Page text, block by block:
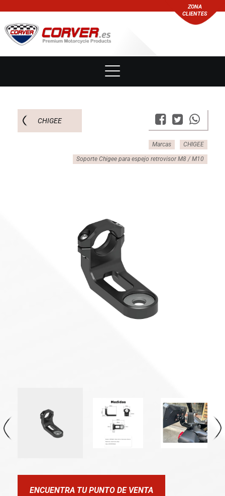
ZONA
CLIENTES
CHIGEE
Marcas CHIGEE
Soporte Chigee para espejo retrovisor M8 / M10
ENCUENTRA TU PUNTO DE VENTA